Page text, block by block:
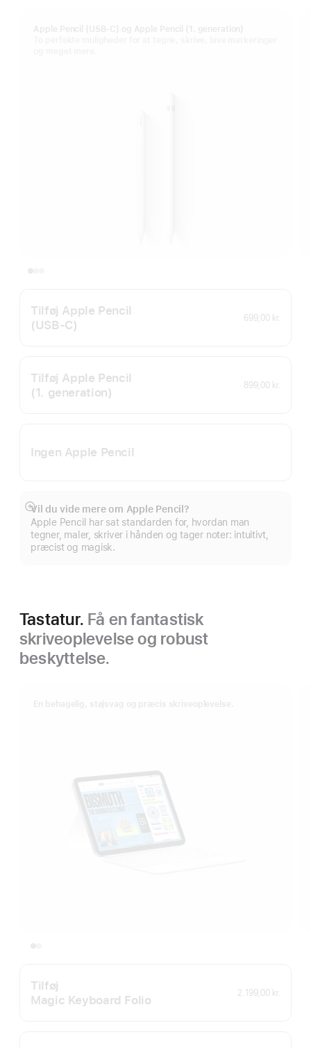
Tilføj Apple Pencil
(USB‑C)
699,00 kr.
Tilføj Apple Pencil
(1. generation)
899,00 kr.
Ingen Apple Pencil
Vil du vide mere om Apple Pencil?
Apple Pencil har sat standarden for, hvordan man
tegner, maler, skriver i hånden og tager noter: intuitivt,
præcist og magisk.
Vis
mere
Tastatur. Få en fantastisk
skriveoplevelse og robust
beskyttelse.
Tilføj
Magic Keyboard Folio
2.199,00 kr.